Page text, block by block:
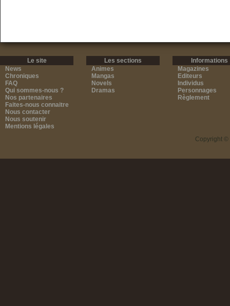
Le site
News
Chroniques
FAQ
Qui sommes-nous ?
Nos partenaires
Faites-nous connaitre
Nous contacter
Nous soutenir
Mentions légales
Les sections
Animes
Mangas
Novels
Dramas
Informations
Magazines
Editeurs
Individus
Personnages
Règlement
Copyright ©